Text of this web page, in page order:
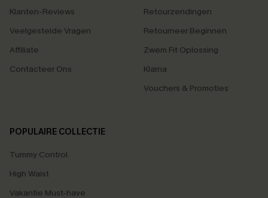
Klanten-Reviews
Veelgestelde Vragen
Affiliate
Contacteer Ons
Retourzendingen
Retourneer Beginnen
Zwem Fit Oplossing
Klarna
Vouchers & Promoties
POPULAIRE COLLECTIE
Tummy Control
High Waist
Vakantie Must-have